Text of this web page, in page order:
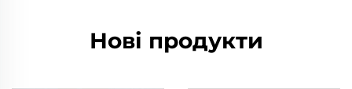
Нові продукти